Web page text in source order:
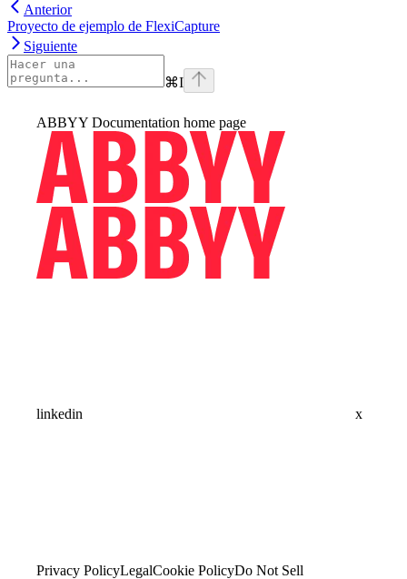
Anterior
Proyecto de ejemplo de FlexiCapture
Siguiente
⌘I
ABBYY Documentation home page
linkedin x
Privacy PolicyLegalCookie PolicyDo Not Sell